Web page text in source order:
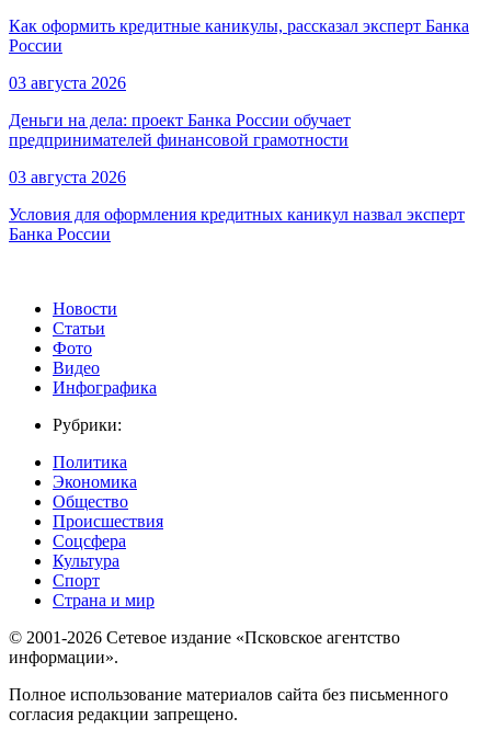
Как оформить кредитные каникулы, рассказал эксперт Банка
России
03 августа 2026
Деньги на дела: проект Банка России обучает
предпринимателей финансовой грамотности
03 августа 2026
Условия для оформления кредитных каникул назвал эксперт
Банка России
Новости
Статьи
Фото
Видео
Инфографика
Рубрики:
Политика
Экономика
Общество
Происшествия
Соцсфера
Культура
Спорт
Страна и мир
© 2001-2026 Сетевое издание «Псковское агентство
информации».
Полное использование материалов сайта без письменного
согласия редакции запрещено.